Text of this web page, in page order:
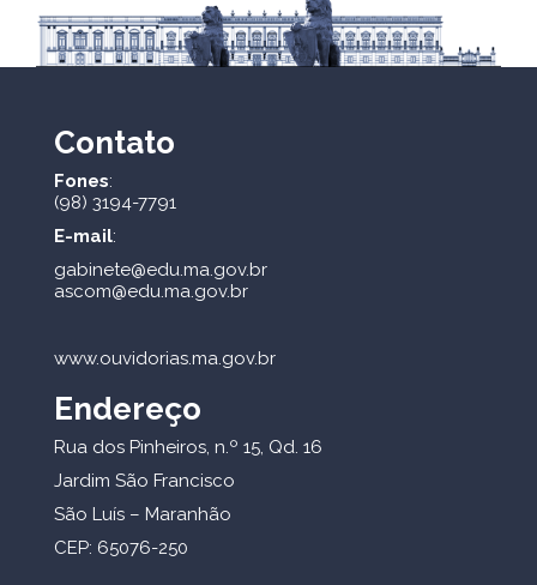
Contato
Fones:
(98) 3194-7791
E-mail:
gabinete@edu.ma.gov.br
ascom@edu.ma.gov.br
www.ouvidorias.ma.gov.br
Endereço
Rua dos Pinheiros, n.º 15, Qd. 16
Jardim São Francisco
São Luís – Maranhão
CEP: 65076-250